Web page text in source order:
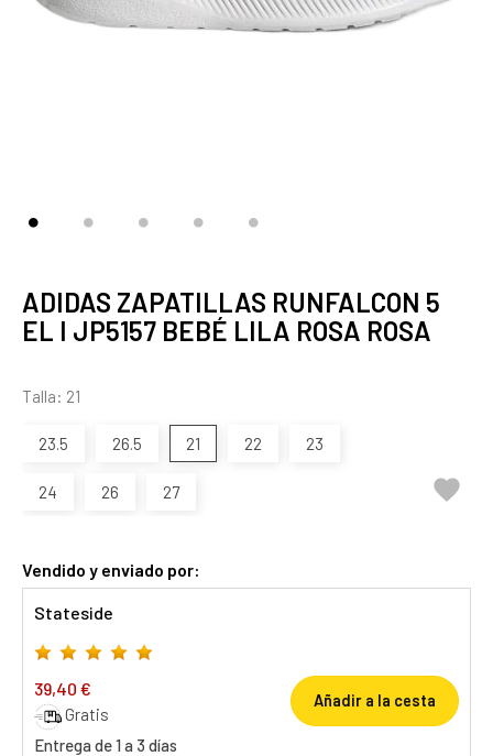
ADIDAS ZAPATILLAS RUNFALCON 5
EL I JP5157 BEBÉ LILA ROSA ROSA
Talla: 21
23.5 26.5 21 22 23
24 26 27 
Vendido y enviado por:
Stateside
39,40 €
Gratis
Entrega de 1 a 3 días
Añadir a la cesta